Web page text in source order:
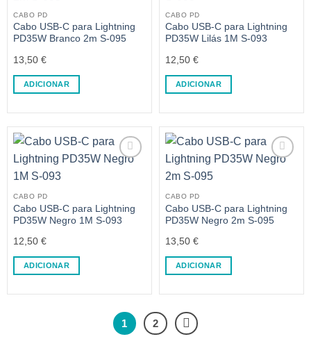
CABO PD
Cabo USB-C para Lightning
PD35W Branco 2m S-095
13,50 €
ADICIONAR
CABO PD
Cabo USB-C para Lightning
PD35W Lilás 1M S-093
12,50 €
ADICIONAR
CABO PD
Cabo USB-C para Lightning
PD35W Negro 1M S-093
12,50 €
ADICIONAR
CABO PD
Cabo USB-C para Lightning
PD35W Negro 2m S-095
13,50 €
ADICIONAR
1 2